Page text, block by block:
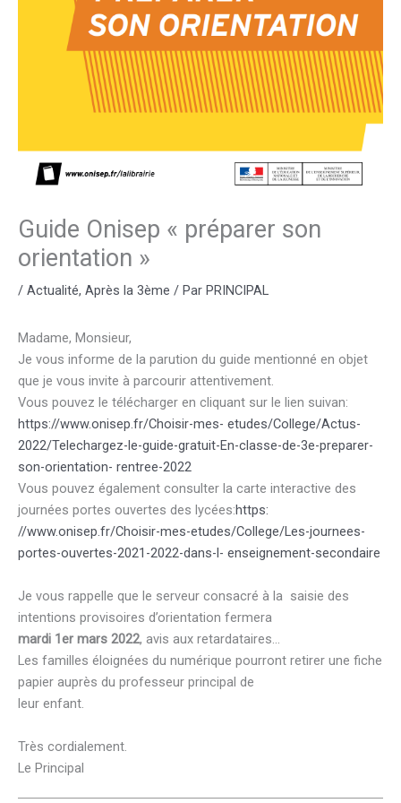
Guide Onisep « préparer son
orientation »
/ Actualité, Après la 3ème / Par PRINCIPAL
Madame, Monsieur,
Je vous informe de la parution du guide mentionné en objet
que je vous invite à parcourir attentivement.
Vous pouvez le télécharger en cliquant sur le lien suivan:
https://www.onisep.fr/Choisir-mes- etudes/College/Actus-
2022/Telechargez-le-guide-gratuit-En-classe-de-3e-preparer-
son-orientation- rentree-2022
Vous pouvez également consulter la carte interactive des
journées portes ouvertes des lycées:https:
//www.onisep.fr/Choisir-mes-etudes/College/Les-journees-
portes-ouvertes-2021-2022-dans-l- enseignement-secondaire
Je vous rappelle que le serveur consacré à la saisie des
intentions provisoires d’orientation fermera
mardi 1er mars 2022, avis aux retardataires…
Les familles éloignées du numérique pourront retirer une fiche
papier auprès du professeur principal de
leur enfant.
Très cordialement.
Le Principal